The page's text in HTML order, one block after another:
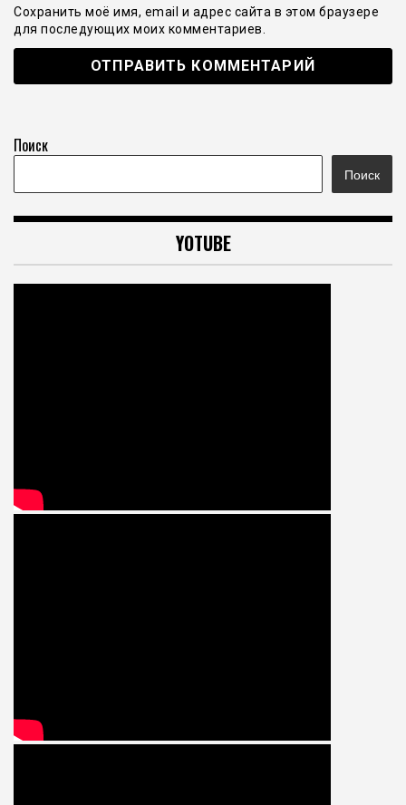
Сохранить моё имя, email и адрес сайта в этом браузере
для последующих моих комментариев.
Поиск
Поиск
YOTUBE